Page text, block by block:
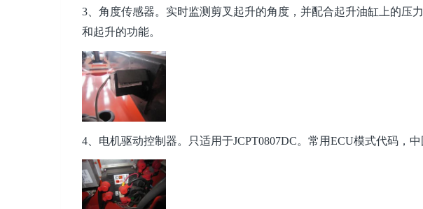
3、角度传感器。实时监测剪叉起升的角度，并配合起升油缸上的压
和起升的功能。
4、电机驱动控制器。只适用于JCPT0807DC。常用ECU模式代码，中